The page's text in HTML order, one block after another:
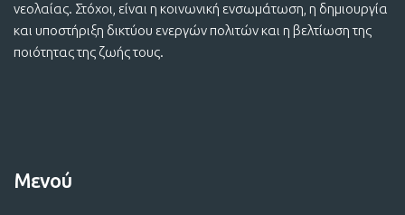
νεολαίας. Στόχοι, είναι η κοινωνική ενσωμάτωση, η δημιουργία
και υποστήριξη δικτύου ενεργών πολιτών και η βελτίωση της
ποιότητας της ζωής τους.
Μενού